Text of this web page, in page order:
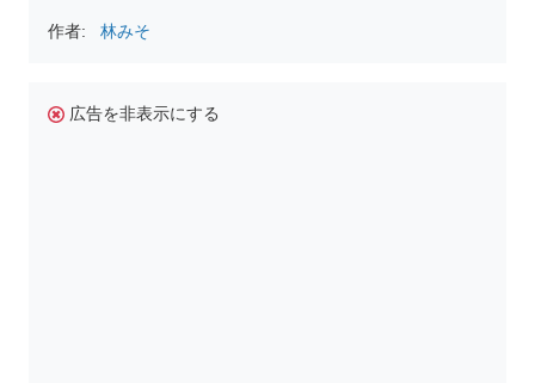
作者: 林みそ
広告を非表示にする